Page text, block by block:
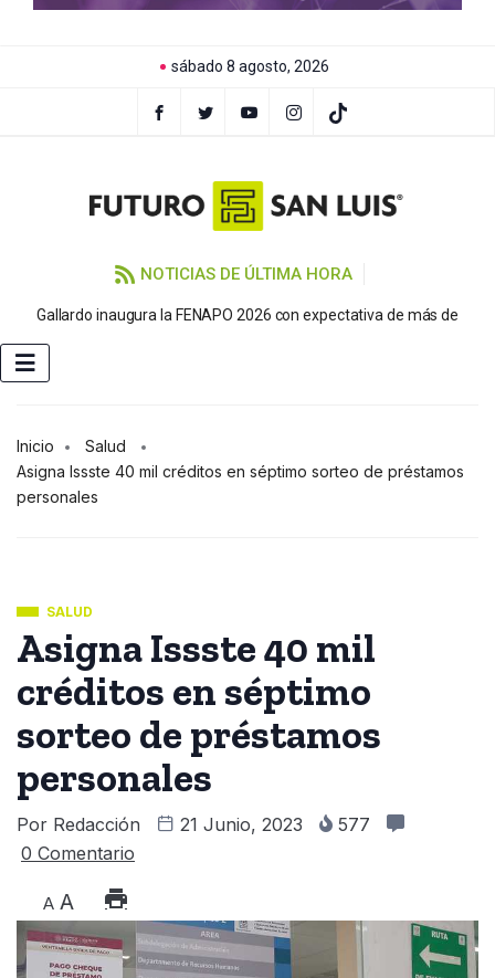
sábado 8 agosto, 2026
NOTICIAS DE ÚLTIMA HORA
Gallardo inaugura la FENAPO 2026 con expectativa de más de
Inicio
Salud
Asigna Issste 40 mil créditos en séptimo sorteo de préstamos
personales
SALUD
Asigna Issste 40 mil
créditos en séptimo
sorteo de préstamos
personales
Por Redacción 21 Junio, 2023
577
0 Comentario
A A